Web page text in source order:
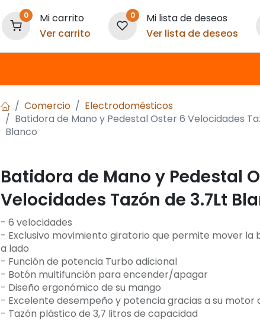
0
Mi carrito
Ver carrito
0
Mi lista de deseos
Ver lista de deseos
Comercio
Electrodomésticos
Batidora de Mano y Pedestal Oster 6 Velocidades
Blanco
Batidora de Mano y Pedestal
Velocidades Tazón de 3.7Lt
- 6 velocidades
- Exclusivo movimiento giratorio que permite mover la
a lado
- Función de potencia Turbo adicional
- Botón multifunción para encender/apagar
- Diseño ergonómico de su mango
- Excelente desempeño y potencia gracias a su motor
- Tazón plástico de 3,7 litros de capacidad